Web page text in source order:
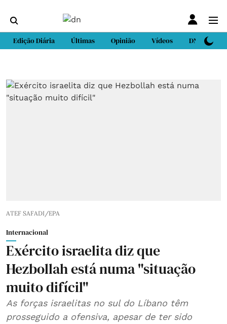
Edição Diária Últimas Opinião Vídeos DN Sport
ATEF SAFADI/EPA
Internacional
Exército israelita diz que
Hezbollah está numa "situação
muito difícil"
As forças israelitas no sul do Líbano têm
prosseguido a ofensiva, apesar de ter sido